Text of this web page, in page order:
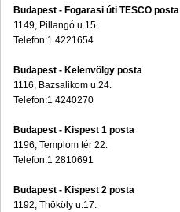
Budapest - Fogarasi úti TESCO posta
1149, Pillangó u.15.
Telefon:1 4221654
Budapest - Kelenvölgy posta
1116, Bazsalikom u.24.
Telefon:1 4240270
Budapest - Kispest 1 posta
1196, Templom tér 22.
Telefon:1 2810691
Budapest - Kispest 2 posta
1192, Thököly u.17.